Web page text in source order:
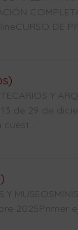
DE
Y
313 de 29 de